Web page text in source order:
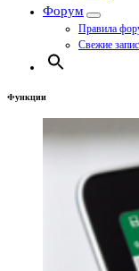
Форум
Правила
Свежие
Функции